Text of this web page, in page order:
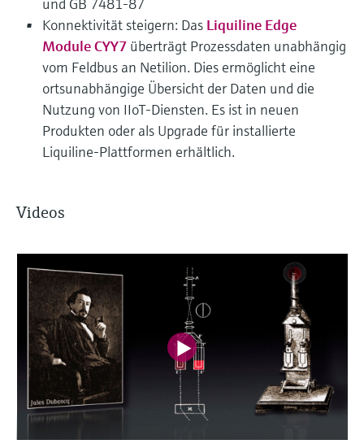
Konnektivität steigern: Das Liquiline Edge
Module CYY7 überträgt Prozessdaten unabhängig
vom Feldbus an Netilion. Dies ermöglicht eine
ortsunabhängige Übersicht der Daten und die
Nutzung von IIoT-Diensten. Es ist in neuen
Produkten oder als Upgrade für installierte
Liquiline-Plattformen erhältlich.
Videos